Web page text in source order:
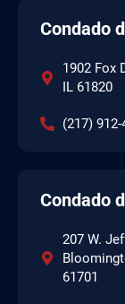
Condado
1902 Fox
IL 61820
(217) 912-
Condado
207 W.
61701